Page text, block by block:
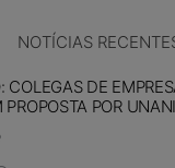
NOTÍCIAS
COLEGAS DE
PROPOSTA POR